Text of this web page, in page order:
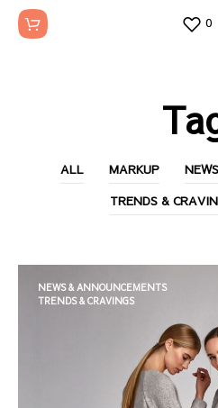
0
ALL MARKUP
TRENDS &
NEWS & ANNOUNCEMENTS
TRENDS & CRAVINGS